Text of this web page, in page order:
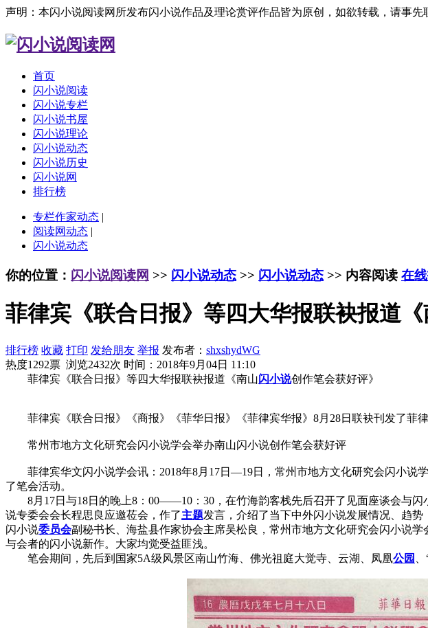
声明：本闪小说阅读网所发布闪小说作品及理论赏评作品皆为原创，如欲转载，请事先
首页
闪小说阅读
闪小说专栏
闪小说书屋
闪小说理论
闪小说动态
闪小说历史
闪小说网
排行榜
专栏作家动态 |
阅读网动态 |
闪小说动态
你的位置： 闪小说阅读网 >> 闪小说动态 >> 闪小说动态 >> 内容阅读 在
菲律宾《联合日报》等四大华报联袂报道《
排行榜 收藏 打印 发给朋友 举报 发布者： shxshydWG
热度1292票 浏览2432次 时间：2018年9月04日 11:10
菲律宾《联合日报》等四大华报联袂报道《南山闪小说创作笔会获好评》
菲律宾《联合日报》《商报》《菲华日报》《菲律宾华报》8月28日联袂刊发了菲
常州市地方文化研究会闪小说学会举办南山闪小说创作笔会获好评
菲律宾华文闪小说学会讯：2018年8月17日—19日，常州市地方文化研究会闪小说
了笔会活动。
8月17日与18日的晚上8：00——10：30，在竹海韵客栈先后召开了见面座谈会与闪
说专委会会长程思良应邀莅会，作了主题发言，介绍了当下中外闪小说发展情况、趋
闪小说委员会副秘书长、海盐县作家协会主席吴松良，常州市地方文化研究会闪小说
与会者的闪小说新作。大家均觉受益匪浅。
笔会期间，先后到国家5A级风景区南山竹海、佛光祖庭大觉寺、云湖、凤凰公园